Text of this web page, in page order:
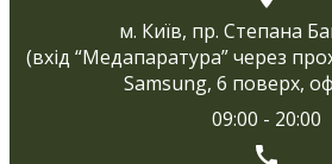
м. Київ, пр. Степана
(вхід “Медапаратура” через
Samsung, 6 поверх,
09:00 - 20:00